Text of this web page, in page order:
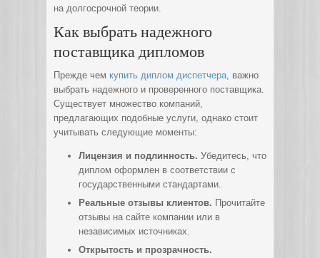
на долгосрочной теории.
Как выбрать надежного
поставщика дипломов
Прежде чем купить диплом диспетчера, важно
выбрать надежного и проверенного поставщика.
Существует множество компаний,
предлагающих подобные услуги, однако стоит
учитывать следующие моменты:
Лицензия и подлинность. Убедитесь, что
диплом оформлен в соответствии с
государственными стандартами.
Реальные отзывы клиентов. Прочитайте
отзывы на сайте компании или в
независимых источниках.
Открытость и прозрачность.